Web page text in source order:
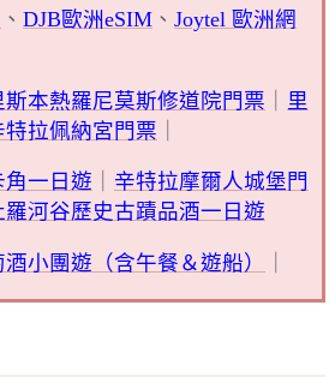
、 DJB歐洲eSIM 、 Joytel 歐洲網
斯本熱羅尼莫斯修道院門票
里
特拉佩納宮門票
一日遊 辛特拉摩爾人城堡門
羅河谷歷史古蹟品酒一日遊
小團遊（含午餐＆遊船）